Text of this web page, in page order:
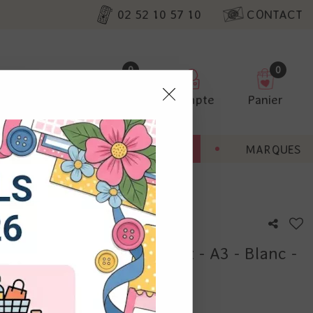
02 52 10 57 10 CONTACT
0
Compte
0
Panier
BONNES AFFAIRES MARQUES
Cutting mat - Tim Holtz - A3 - Blanc -
avis !
nos
non
Vous
à droite